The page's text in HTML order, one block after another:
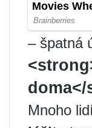
– špatná
Mnoho